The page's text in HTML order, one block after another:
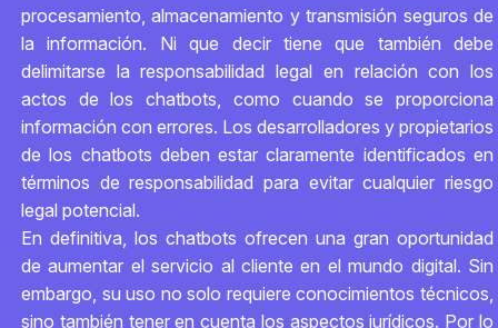
procesamiento, almacenamiento y transmisión seguros de
la información. Ni que decir tiene que también debe
delimitarse la responsabilidad legal en relación con los
actos de los chatbots, como cuando se proporciona
información con errores. Los desarrolladores y propietarios
de los chatbots deben estar claramente identificados en
términos de responsabilidad para evitar cualquier riesgo
legal potencial.
En definitiva, los chatbots ofrecen una gran oportunidad
de aumentar el servicio al cliente en el mundo digital. Sin
embargo, su uso no solo requiere conocimientos técnicos,
sino también tener en cuenta los aspectos jurídicos. Por lo